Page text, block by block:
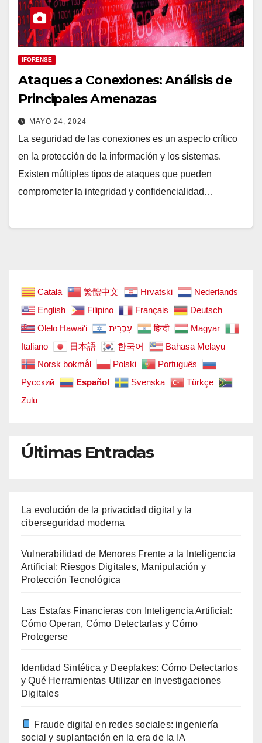
IFORENSE
Ataques a Conexiones: Análisis de
Principales Amenazas
MAYO 24, 2024
La seguridad de las conexiones es un aspecto crítico
en la protección de la información y los sistemas.
Existen múltiples tipos de ataques que pueden
comprometer la integridad y confidencialidad…
Català 繁體中文 Hrvatski
Nederlands
English
Filipino Français
Deutsch
Ōlelo Hawaiʻi
עִבְרִית हिन्दी
Magyar
Italiano
日本語 한국어
Bahasa Melayu
Norsk bokmål
Polski
Português
Русский
Español Svenska
Türkçe
Zulu
Últimas Entradas
La evolución de la privacidad digital y la
ciberseguridad moderna
Vulnerabilidad de Menores Frente a la Inteligencia
Artificial: Riesgos Digitales, Manipulación y
Protección Tecnológica
Las Estafas Financieras con Inteligencia Artificial:
Cómo Operan, Cómo Detectarlas y Cómo
Protegerse
Identidad Sintética y Deepfakes: Cómo Detectarlos
y Qué Herramientas Utilizar en Investigaciones
Digitales
Fraude digital en redes sociales: ingeniería
social y suplantación en la era de la IA